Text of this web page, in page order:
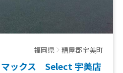
福岡県 糟屋郡宇美町
マックス Select 宇美店